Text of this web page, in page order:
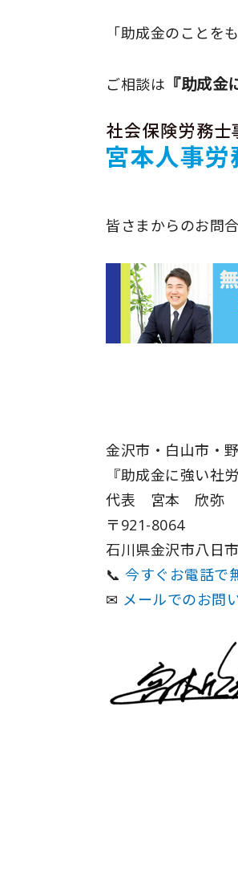
「助成金のことを
ご相談は 『助成
皆さまからのお問
金沢市・白山市・
『助成金に強い社
代表 宮本 欣弥
〒921-8064
石川県金沢市八日
📞 今すぐお電話で
✉ メールでのお問